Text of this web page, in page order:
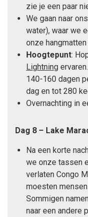
zie je een paar
We gaan naar
water), waar we
onze
Hoogtepunt:
Lightning
140-160 dagen
dag en tot 280
Overnachting in
Dag 8 – Lake
Na een korte
we onze tassen
verlaten Congo
moesten
Sommigen
naar een andere